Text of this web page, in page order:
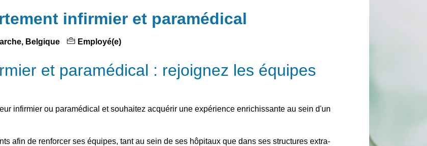
infirmier et paramédical
Belgique Employé(e)
et paramédical : rejoignez les équipes
infirmier ou paramédical et souhaitez acquérir une expérience enrichissante au sein d'un
afin de renforcer ses équipes, tant au sein de ses hôpitaux que dans ses structures extra-